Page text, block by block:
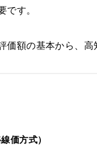
です。
価額の基本から、
価方式）